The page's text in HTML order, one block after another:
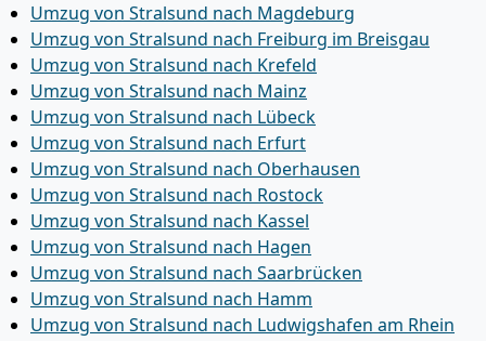
Umzug von Stralsund nach Magdeburg
Umzug von Stralsund nach Freiburg im Breisgau
Umzug von Stralsund nach Krefeld
Umzug von Stralsund nach Mainz
Umzug von Stralsund nach Lübeck
Umzug von Stralsund nach Erfurt
Umzug von Stralsund nach Oberhausen
Umzug von Stralsund nach Rostock
Umzug von Stralsund nach Kassel
Umzug von Stralsund nach Hagen
Umzug von Stralsund nach Saarbrücken
Umzug von Stralsund nach Hamm
Umzug von Stralsund nach Ludwigshafen am Rhein